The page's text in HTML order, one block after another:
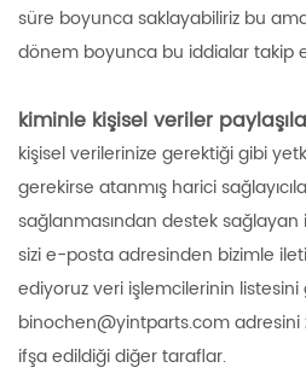
süre boyunca saklayabiliriz bu
dönem boyunca bu iddialar takip
kiminle kişisel veriler
kişisel verilerinize gerektiği gibi
gerekirse atanmış harici
sağlanmasından destek
sizi e-posta adresinden bizimle
ediyoruz veri işlemcilerinin
binochen@yintparts.com adresini
ifşa edildiği diğer taraflar.